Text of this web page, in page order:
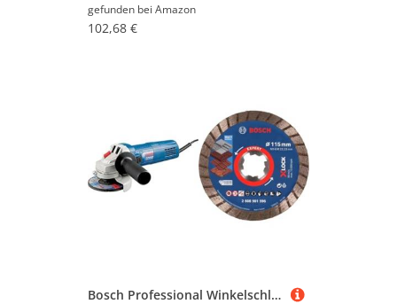
gefunden bei Amazon
102,68 €
Bosch Professional Winkelschleifer GWS 750 S (115 mm Scheibendurchmesser) + 1x EXPERT MultiMaterial X-LOCK Diamanttrennscheibe (für Beton, Ziegelsteine, Dachziegeln, Ø 115 x 22,23 mm, Zubehör)